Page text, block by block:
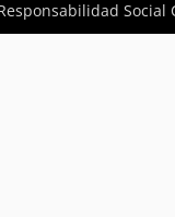
Social